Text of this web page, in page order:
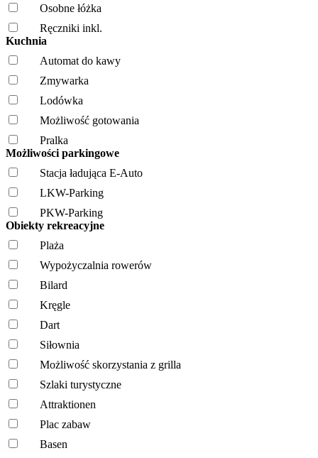
Osobne łóżka
Ręczniki inkl.
Kuchnia
Automat do kawy
Zmywarka
Lodówka
Możliwość gotowania
Pralka
Możliwości parkingowe
Stacja ładująca E-Auto
LKW-Parking
PKW-Parking
Obiekty rekreacyjne
Plaża
Wypożyczalnia rowerów
Bilard
Kręgle
Dart
Siłownia
Możliwość skorzystania z grilla
Szlaki turystyczne
Attraktionen
Plac zabaw
Basen